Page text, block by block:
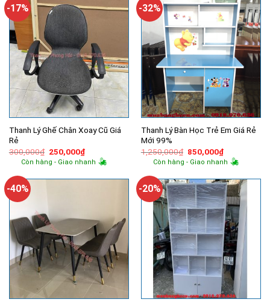
-17%
Thanh Lý Ghế Chân Xoay Cũ Giá
Rẻ
300,000₫ Giá
gốc
là:
250,000₫Giá
hiện
tại
250,000₫.
Còn hàng - Giao nhanh
-32%
Thanh Lý Bàn Học Trẻ Em Giá Rẻ
Mới 99%
1,250,000₫ Giá
gốc
là:
850,000₫Giá
hiện
tại
850,000₫.
Còn hàng - Giao nhanh
-40% -20%